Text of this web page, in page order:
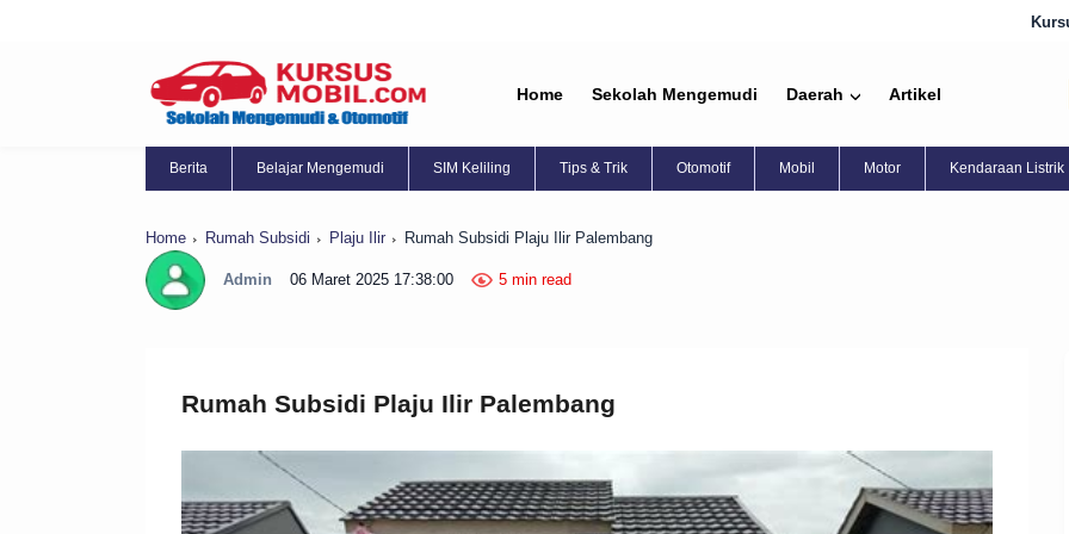
Kursus stir mobil Jakarta
Home Sekolah Mengemudi Daerah Artikel
Berita Belajar Mengemudi SIM Keliling Tips & Trik Otomotif Mobil Motor Kendaraan Listrik
Home Rumah Subsidi Plaju Ilir Rumah Subsidi Plaju Ilir Palembang
Admin 06 Maret 2025 17:38:00 5 min read
Rumah Subsidi Plaju Ilir Palembang